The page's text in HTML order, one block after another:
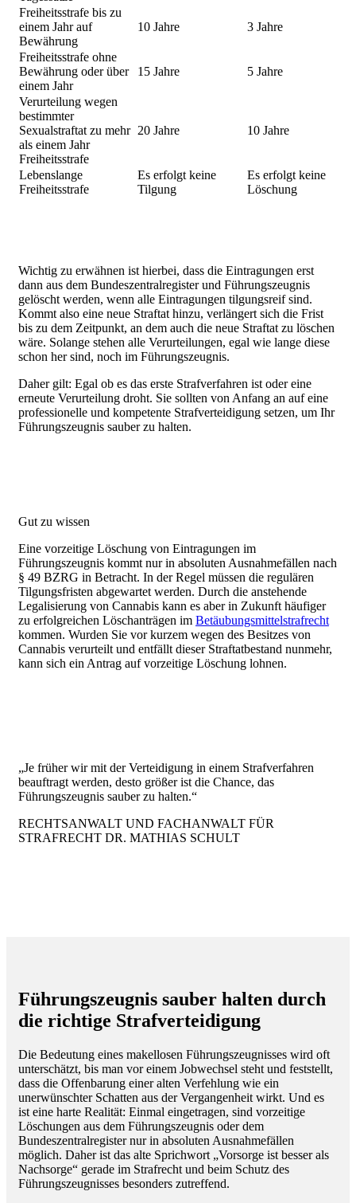
Freiheitsstrafe bis zu
einem Jahr auf
Bewährung
10 Jahre 3 Jahre
Freiheitsstrafe ohne
Bewährung oder über
einem Jahr
15 Jahre 5 Jahre
Verurteilung wegen
bestimmter
Sexualstraftat zu mehr
als einem Jahr
Freiheitsstrafe
20 Jahre 10 Jahre
Lebenslange
Freiheitsstrafe
Es erfolgt keine
Tilgung
Es erfolgt keine
Löschung
Wichtig zu erwähnen ist hierbei, dass die Eintragungen erst
dann aus dem Bundeszentralregister und Führungszeugnis
gelöscht werden, wenn alle Eintragungen tilgungsreif sind.
Kommt also eine neue Straftat hinzu, verlängert sich die Frist
bis zu dem Zeitpunkt, an dem auch die neue Straftat zu löschen
wäre. Solange stehen alle Verurteilungen, egal wie lange diese
schon her sind, noch im Führungszeugnis.
Daher gilt: Egal ob es das erste Strafverfahren ist oder eine
erneute Verurteilung droht. Sie sollten von Anfang an auf eine
professionelle und kompetente Strafverteidigung setzen, um Ihr
Führungszeugnis sauber zu halten.
Gut zu wissen
Eine vorzeitige Löschung von Eintragungen im
Führungszeugnis kommt nur in absoluten Ausnahmefällen nach
§ 49 BZRG in Betracht. In der Regel müssen die regulären
Tilgungsfristen abgewartet werden. Durch die anstehende
Legalisierung von Cannabis kann es aber in Zukunft häufiger
zu erfolgreichen Löschanträgen im Betäubungsmittelstrafrecht
kommen. Wurden Sie vor kurzem wegen des Besitzes von
Cannabis verurteilt und entfällt dieser Straftatbestand nunmehr,
kann sich ein Antrag auf vorzeitige Löschung lohnen.
„Je früher wir mit der Verteidigung in einem Strafverfahren
beauftragt werden, desto größer ist die Chance, das
Führungszeugnis sauber zu halten.“
RECHTSANWALT UND FACHANWALT FÜR
STRAFRECHT DR. MATHIAS SCHULT
Führungszeugnis sauber halten durch
die richtige Strafverteidigung
Die Bedeutung eines makellosen Führungszeugnisses wird oft
unterschätzt, bis man vor einem Jobwechsel steht und feststellt,
dass die Offenbarung einer alten Verfehlung wie ein
unerwünschter Schatten aus der Vergangenheit wirkt. Und es
ist eine harte Realität: Einmal eingetragen, sind vorzeitige
Löschungen aus dem Führungszeugnis oder dem
Bundeszentralregister nur in absoluten Ausnahmefällen
möglich. Daher ist das alte Sprichwort „Vorsorge ist besser als
Nachsorge“ gerade im Strafrecht und beim Schutz des
Führungszeugnisses besonders zutreffend.